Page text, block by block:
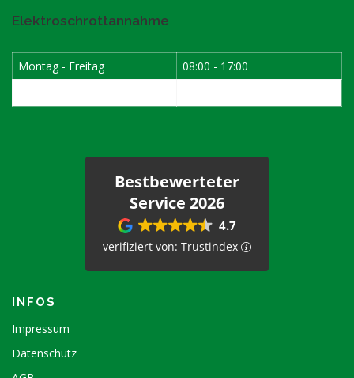
Elektroschrottannahme
Montag - Freitag
08:00 - 17:00
Bestbewerteter
Service 2026
4.7
verifiziert von: Trustindex
INFOS
Impressum
Datenschutz